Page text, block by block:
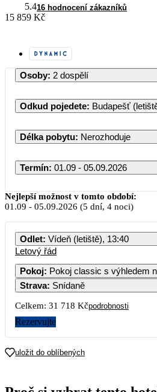
5.416 hodnocení zákazníků
15 859 Kč
Osoby: 2 dospělí
Odkud pojedete: Budapešť
Délka pobytu: Nerozhoduje
Termín: 01.09 - 05.09.2026
Nejlepší možnost v tomto období:
01.09 - 05.09.2026 (5 dní, 4 noci)
Odlet: Vídeň (letiště), 13:40
Letový řád
Pokoj:
Pokoj classic s
Strava: Snídaně
Celkem: 31 718 Kčpodrobnosti
Rezervujte
uložit do oblíbených